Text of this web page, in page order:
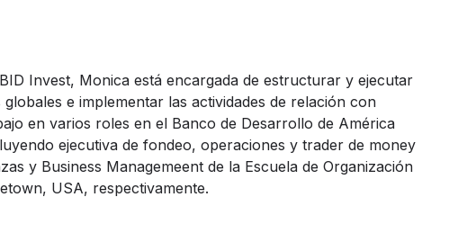
Invest, Monica está encargada de estructurar y ejecutar
e implementar las actividades de relación con
en varios roles en el Banco de Desarrollo de América
ejecutiva de fondeo, operaciones y trader de money
y Business Managemeent de la Escuela de Organización
USA, respectivamente.